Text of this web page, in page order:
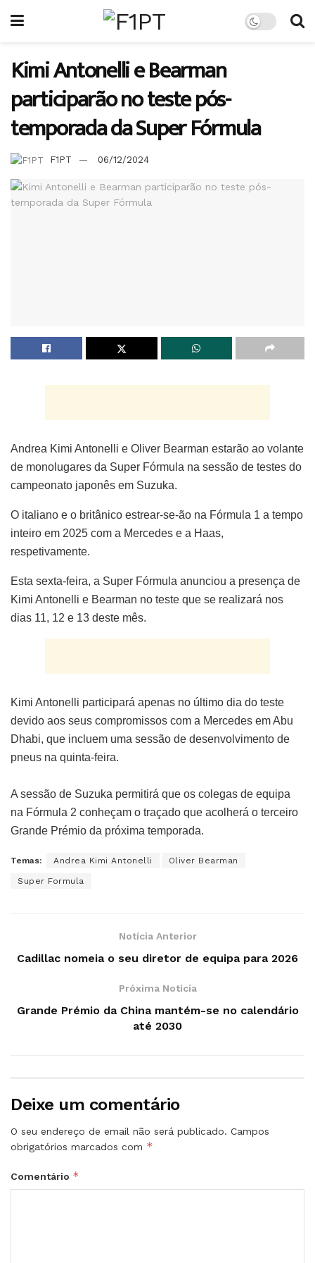
Kimi Antonelli e Bearman
participarão no teste pós-
temporada da Super Fórmula
F1PT 06/12/2024
Andrea Kimi Antonelli e Oliver Bearman estarão ao volante
de monolugares da Super Fórmula na sessão de testes do
campeonato japonês em Suzuka.
O italiano e o britânico estrear-se-ão na Fórmula 1 a tempo
inteiro em 2025 com a Mercedes e a Haas,
respetivamente.
Esta sexta-feira, a Super Fórmula anunciou a presença de
Kimi Antonelli e Bearman no teste que se realizará nos
dias 11, 12 e 13 deste mês.
Kimi Antonelli participará apenas no último dia do teste
devido aos seus compromissos com a Mercedes em Abu
Dhabi, que incluem uma sessão de desenvolvimento de
pneus na quinta-feira.
A sessão de Suzuka permitirá que os colegas de equipa
na Fórmula 2 conheçam o traçado que acolherá o terceiro
Grande Prémio da próxima temporada.
Temas: Andrea Kimi Antonelli Oliver Bearman
Super Formula
Notícia Anterior
Cadillac nomeia o seu diretor de equipa para 2026
Próxima Notícia
Grande Prémio da China mantém-se no calendário
até 2030
Deixe um comentário
O seu endereço de email não será publicado. Campos
obrigatórios marcados com *
Comentário *